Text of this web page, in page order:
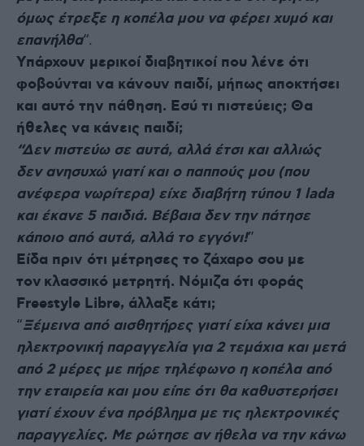
όμως έτρεξε η κοπέλα μου να φέρει χυμό και
επανήλθα“.
Υπάρχουν μερικοί διαβητικοί που λένε ότι
φοβούνται να κάνουν παιδί, μήπως αποκτήσει
και αυτό την πάθηση. Εσύ τι πιστεύεις; Θα
ήθελες να κάνεις παιδί;
“Δεν πιστεύω σε αυτά, αλλά έτσι και αλλιώς
δεν ανησυχώ γιατί και ο παππούς μου (που
ανέφερα νωρίτερα) είχε διαβήτη τύπου 1 lada
και έκανε 5 παιδιά. Βέβαια δεν την πάτησε
κάποιο από αυτά, αλλά το εγγόνι!”
Είδα πριν ότι μέτρησες το ζάχαρο σου με
τον κλασσικό μετρητή. Νόμιζα ότι φοράς
Freestyle Libre, άλλαξε κάτι;
“Ξέμεινα από αισθητήρες γιατί είχα κάνει μια
ηλεκτρονική παραγγελία για 2 τεμάχια και μετά
από 2 μέρες με πήρε τηλέφωνο η κοπέλα από
την εταιρεία και μου είπε ότι θα καθυστερήσει
γιατί έχουν ένα πρόβλημα με τις ηλεκτρονικές
παραγγελίες. Με ρώτησε αν ήθελα να την κάνω